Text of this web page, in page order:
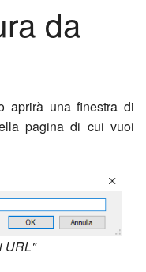
da
aprirà una finestra di
pagina di cui vuoi
URL"